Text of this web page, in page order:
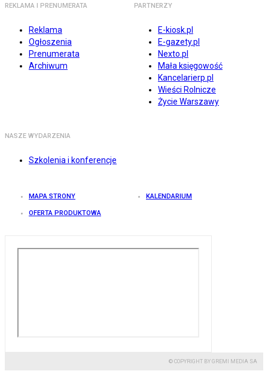
REKLAMA I PRENUMERATA
Reklama
Ogłoszenia
Prenumerata
Archiwum
PARTNERZY
E-kiosk.pl
E-gazety.pl
Nexto.pl
Mała księgowość
Kancelarierp.pl
Wieści Rolnicze
Życie Warszawy
NASZE WYDARZENIA
Szkolenia i konferencje
MAPA STRONY KALENDARIUM
OFERTA PRODUKTOWA
© COPYRIGHT BY GREMI MEDIA SA